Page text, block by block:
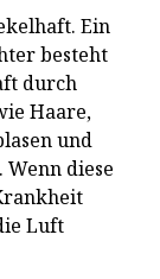
Ein
besteht
durch
Haare,
und
diese
Luft